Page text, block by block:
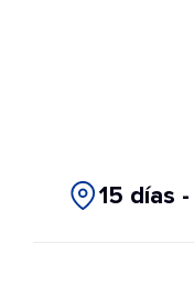
15 días